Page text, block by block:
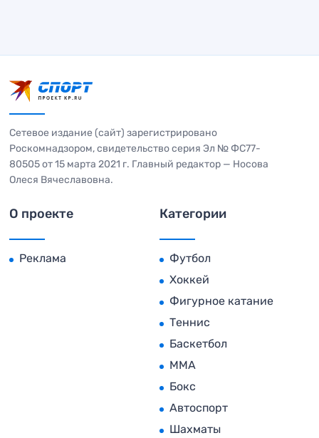
Сетевое издание (сайт) зарегистрировано
Роскомнадзором, свидетельство серия Эл № ФС77-
80505 от 15 марта 2021 г. Главный редактор — Носова
Олеся Вячеславовна.
О проекте
Реклама
Категории
Футбол
Хоккей
Фигурное катание
Теннис
Баскетбол
MMA
Бокс
Автоспорт
Шахматы